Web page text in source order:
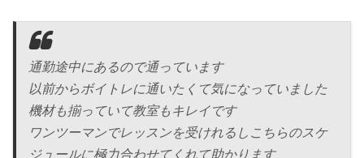
通勤途中にあるので通っています
以前からボイトレに通いたくて気になっていました
機材も揃っていて教室もキレイです
ワンツーマンでレッスンを受けれるしこちらのスケ
ジュールに極力合わせてくれて助かります